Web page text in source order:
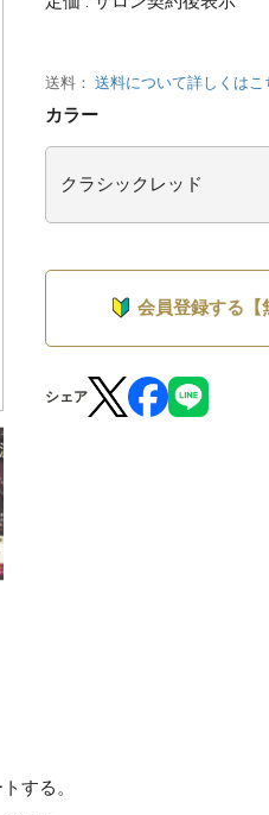
送料： 送料について詳しくはこ
カラー
会員登録する【
シェア
する。